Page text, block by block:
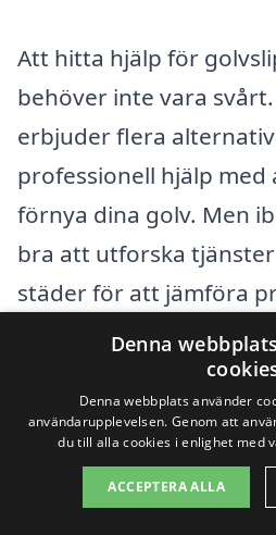
Att hitta hjälp för
behöver inte vara
erbjuder flera
professionell hjälp med
förnya dina golv. Men
bra att utforska
städer för att jämföra
Här är några städer i
som kan erbjuda
Skärhamn
Kärna
Denna
Denna webbplats använder
användarupplevelsen. Genom att
du till alla cookies i enlighet med
ACCEPTERA ALLA